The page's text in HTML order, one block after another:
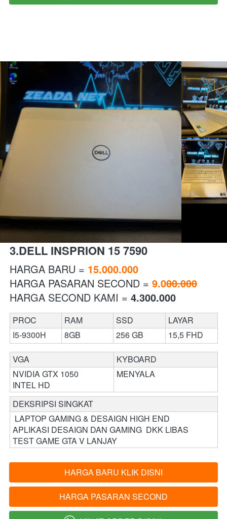
3.DELL INSPRION 15 7590
HARGA BARU = 15.000.000
HARGA PASARAN SECOND = 9.000.000
HARGA SECOND KAMI = 4.300.000
PROC RAM SSD
LAYAR
I5-9300H
8GB 256 GB 15,5 FHD
VGA
KYBOARD
NVIDIA GTX 1050
INTEL HD
MENYALA
DEKSRIPSI SINGKAT
APLIKASI DESAIGN DAN GAMING  DKK LIBAS
TEST GAME GTA V LANJAY
`HARGA BARU KLIK DISNI
`HARGA PASARAN SECOND